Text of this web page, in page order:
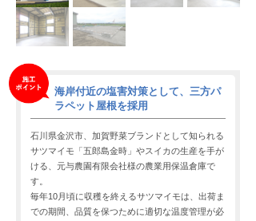
海岸付近の塩害対策として、三方パ
ラペット屋根を採用
石川県金沢市、加賀野菜ブランドとして知られる
サツマイモ「五郎島金時」やスイカの生産を手が
ける、元与農園有限会社様の農業用保温倉庫で
す。
毎年10月頃に収穫を終えるサツマイモは、出荷ま
での期間、品質を保つために適切な温度管理が必